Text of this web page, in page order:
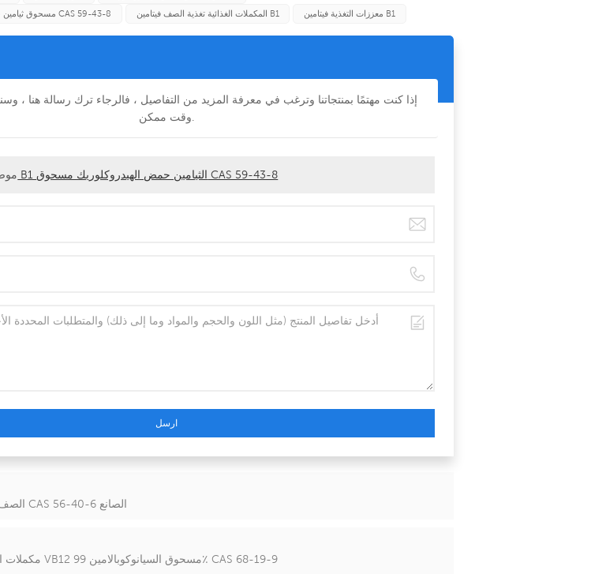
فيتامين B1 مسحوق ثيامين حمض الهيدروكلوريك CAS 59-43-8
المكملات الغذائية تغذية الصف فيتامين B1 معززات التغذية فيتامين B1
إذا كنت مهتمًا بمنتجاتنا وترغب في معرفة المزيد من التفاصيل ، فالرجاء ترك رسالة هنا ،
حار بيع فيتامين B1 الثيامين حمض الهيدروكلوريك مسحوق CAS 59-43-8
ارسل
جليكاين USP الصف CAS 56-40-6 الصانع
مكملات الرعاية الصحية VB12 مسحوق السيانوكوبالامين 99٪ CAS 68-19-9